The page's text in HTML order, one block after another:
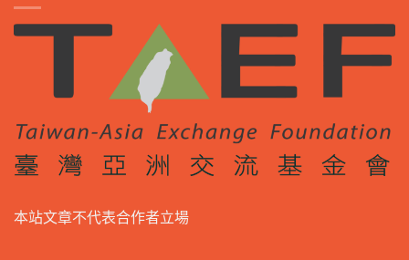
本站文章不代表合作者立場